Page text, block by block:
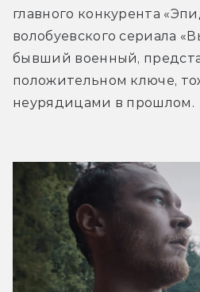
главного конкурента
волобуевского сериала
бывший военный,
положительном ключе,
неурядицами в прошлом.